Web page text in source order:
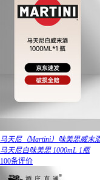
马天尼（Martini）味美思威末
马天尼白味美思 1000mL 1瓶
100条评价